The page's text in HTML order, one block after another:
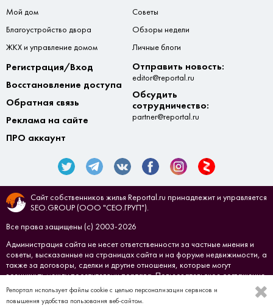
Репортал использует файлы cookie с целью персонализации сервисов и
повышения удобства пользования веб-сайтом.
Мой дом
Благоустройство двора
ЖКХ и управление домом
Советы
Обзоры недели
Личные блоги
Регистрация/Вход
Восстановление доступа
Обратная связь
Реклама на сайте
ПРО аккаунт
Отправить новость:
editor@reportal.ru
Обсудить
сотрудничество:
partner@reportal.ru
Сайт собственников жилья Reportal.ru принадлежит и управляется
SEO.GROUP (ООО "СЕО.ГРУП").
Все права защищены (с) 2003-2026
Администрация сайта не несет ответственности за частные мнения и
советы, высказанные на страницах сайта и на форуме недвижимости, а
также за договоры, сделки и другие отношения, которые могут
возникнуть между посетителями портала.Пользовательское соглашение
Создано в СЕО.ГРУП